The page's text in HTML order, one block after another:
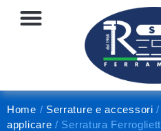
Home / Serrature e accessori /
applicare / Serratura